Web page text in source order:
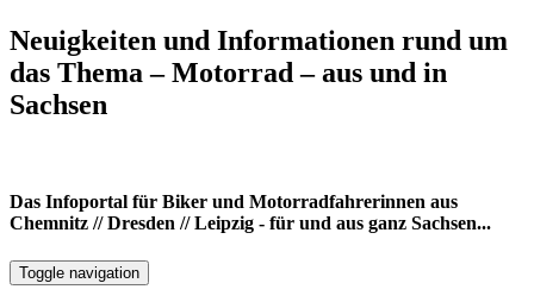
Neuigkeiten und Informationen rund um
das Thema – Motorrad – aus und in
Sachsen
Das Infoportal für Biker und Motorradfahrerinnen aus
Chemnitz // Dresden // Leipzig - für und aus ganz Sachsen...
Toggle navigation